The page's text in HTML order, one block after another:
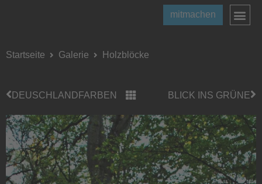
mitmachen
Startseite Galerie Holzblöcke
DEUSCHLANDFARBEN BLICK INS GRÜNE